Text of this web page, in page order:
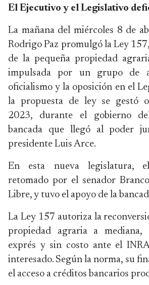
El Ejecutivo y el Legislativo
La mañana del miércoles 8 de
Rodrigo Paz promulgó la Ley
de la pequeña propiedad
impulsada por un grupo de
oficialismo y la oposición en el
la propuesta de ley se gestó
2023, durante el gobierno
bancada que llegó al poder
presidente Luis Arce.
En esta nueva legislatura,
retomado por el senador
Libre, y tuvo el apoyo de la
La Ley 157 autoriza la
propiedad agraria a
exprés y sin costo ante el
interesado. Según la norma, su
el acceso a créditos bancarios